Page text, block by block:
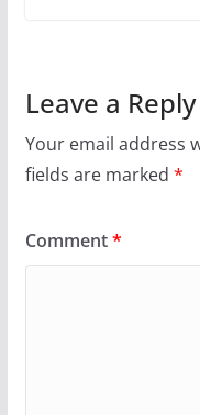
Leave a Reply
Your email address
fields are marked *
Comment*